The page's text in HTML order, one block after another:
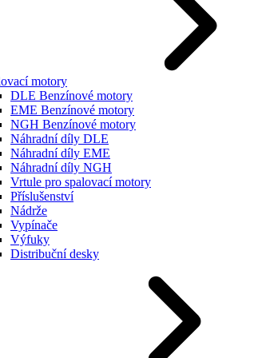
motory
DLE Benzínové motory
EME Benzínové motory
NGH Benzínové motory
Náhradní díly DLE
Náhradní díly EME
Náhradní díly NGH
Vrtule pro spalovací motory
Příslušenství
Nádrže
Vypínače
Výfuky
Distribuční desky